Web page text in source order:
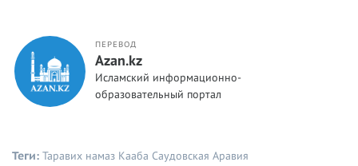
ПЕРЕВОД
Azan.kz
Исламский информационно-
образовательный портал
Теги: Таравих намаз Кааба Саудовская Аравия